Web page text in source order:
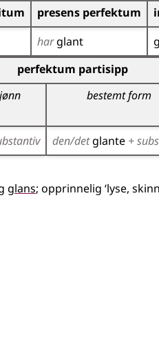
presens perfektum
harglant
(partisippformer)
perfektum partisipp
bestemt form
den/detglante +
glans; opprinnelig ‘lyse,